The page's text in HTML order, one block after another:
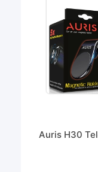
Auris H30